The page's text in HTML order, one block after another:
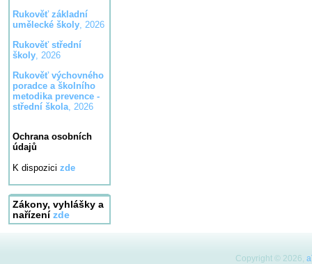
Rukověť základní
umělecké školy, 2026
Rukověť střední
školy, 2026
Rukověť výchovného
poradce a školního
metodika prevence -
střední škola, 2026
Ochrana osobních
údajů
K dispozici zde
Zákony, vyhlášky a
nařízení zde
Copyright © 2026,